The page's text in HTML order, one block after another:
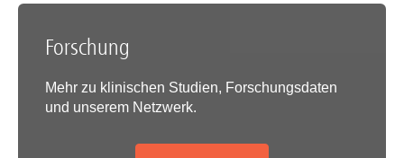
Forschung
Mehr zu klinischen Studien, Forschungsdaten
und unserem Netzwerk.